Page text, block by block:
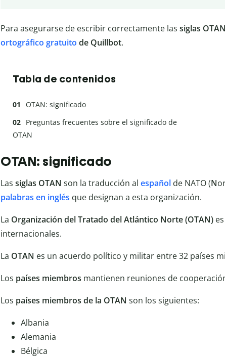
Para asegurarse de escribir correctamente las siglas OTAN
ortográfico gratuito de Quillbot.
Tabla de contenidos
OTAN: significado
Preguntas frecuentes sobre el significado de
OTAN
OTAN: significado
Las siglas OTAN son la traducción al español de NATO (N
palabras en inglés que designan a esta organización.
La Organización del Tratado del Atlántico Norte (OTAN)
internacionales.
La OTAN es un acuerdo político y militar entre 32 países
Los países miembros mantienen reuniones de
Los países miembros de la OTAN son los siguientes:
Albania
Alemania
Bélgica